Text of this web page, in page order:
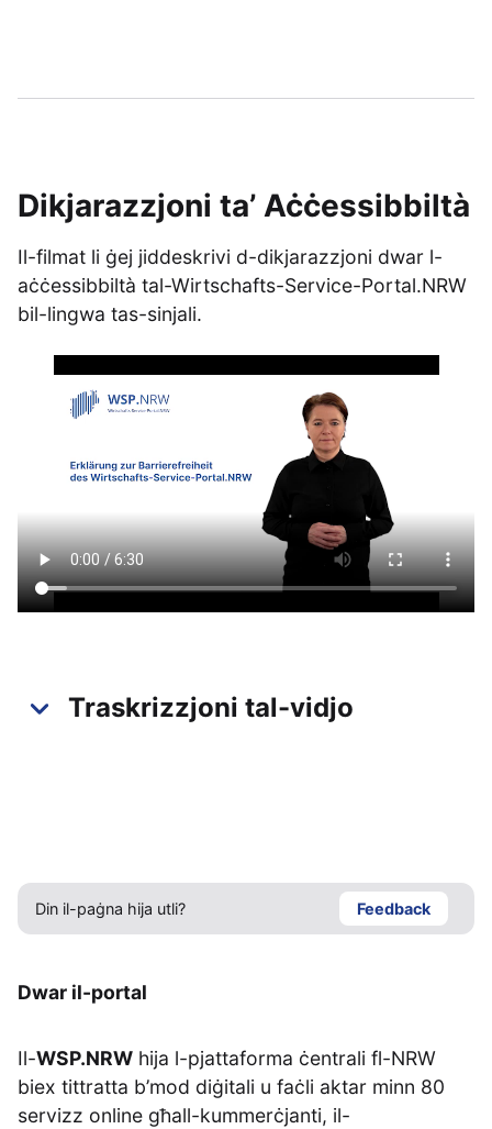
Dikjarazzjoni ta’ Aċċessibbiltà
Il-filmat li ġej jiddeskrivi d-dikjarazzjoni dwar l-
aċċessibbiltà tal-Wirtschafts-Service-Portal.NRW
bil-lingwa tas-sinjali.
Traskrizzjoni tal-vidjo
Din il-paġna hija utli? Feedback
Dwar il-portal
Il-WSP.NRW hija l-pjattaforma ċentrali fl-NRW
biex tittratta b’mod diġitali u faċli aktar minn 80
servizz online għall-kummerċjanti, il-